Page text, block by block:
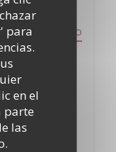
para
en el
parte
las
ITINERARIO